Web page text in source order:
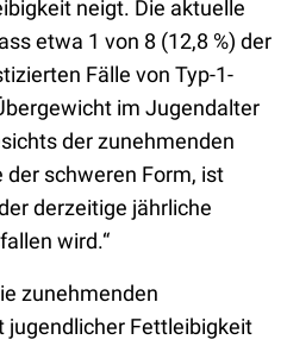
neigt. Die aktuelle
etwa 1 von 8 (12,8 %) der
Fälle von Typ-1-
im Jugendalter
der zunehmenden
schweren Form, ist
derzeitige jährliche
wird.“
zunehmenden
jugendlicher Fettleibigkeit